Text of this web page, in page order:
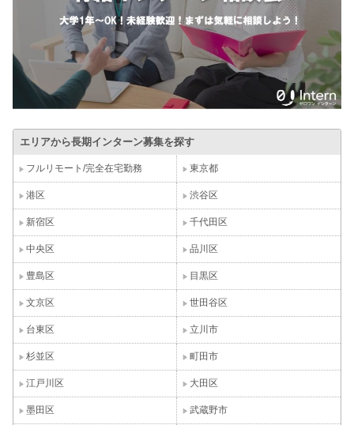
エリアから長期インターン募集を探す
フルリモート/完全在宅勤務 東京都
港区 渋谷区
新宿区 千代田区
中央区 品川区
豊島区 目黒区
文京区 世田谷区
台東区 立川市
杉並区 町田市
江戸川区 大田区
墨田区 武蔵野市